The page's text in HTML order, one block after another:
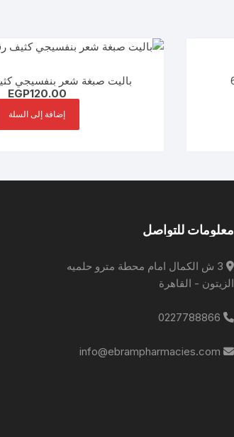
باليت صبغة شعر بنفسيجي كثيف
EGP120.00
إضافة إلى السلة
معلومات للتواصل
3 ش الكمال امام محطة مترو حلميه
الزيتون - القاهرة